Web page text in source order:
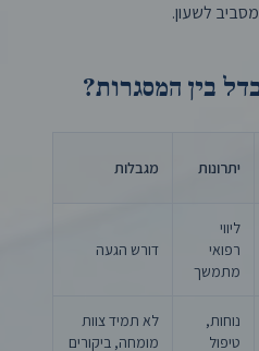
מסביב לשעון.
בין המסגרות?
יתרונות מגבלות
ליווי
רפואי
מתמשך
דורש הגעה
נוחות,
טיפול
לא תמיד צוות
מומחה, ביקורים